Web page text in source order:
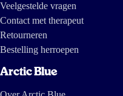
Veelgestelde vragen
Contact met therapeut
Retourneren
Bestelling herroepen
Arctic Blue